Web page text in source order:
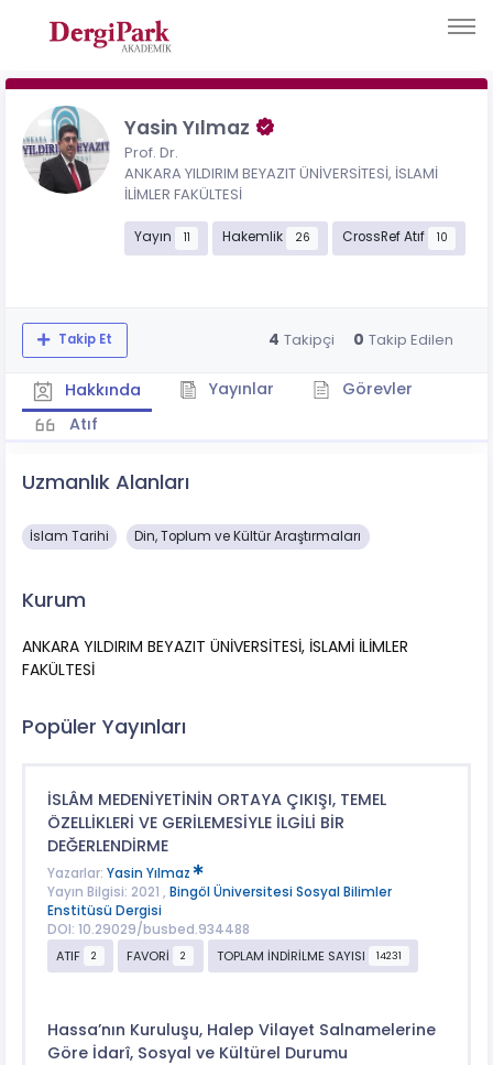
Yasin Yılmaz
Prof. Dr.
ANKARA YILDIRIM BEYAZIT ÜNİVERSİTESİ, İSLAMİ
İLİMLER FAKÜLTESİ
Yayın 11 Hakemlik 26 CrossRef Atıf 10
Takip Et 4 Takipçi 0 Takip Edilen
Hakkında Yayınlar
Görevler
Atıf
Uzmanlık Alanları
İslam Tarihi Din, Toplum ve Kültür Araştırmaları
Kurum
ANKARA YILDIRIM BEYAZIT ÜNİVERSİTESİ, İSLAMİ İLİMLER
FAKÜLTESİ
Popüler Yayınları
İSLÂM MEDENİYETİNİN ORTAYA ÇIKIŞI, TEMEL
ÖZELLİKLERİ VE GERİLEMESİYLE İLGİLİ BİR
DEĞERLENDİRME
Yazarlar: Yasin Yılmaz
Yayın Bilgisi: 2021 , Bingöl Üniversitesi Sosyal Bilimler
Enstitüsü Dergisi
DOI: 10.29029/busbed.934488
ATIF
2 FAVORİ 2 TOPLAM İNDİRİLME SAYISI 14231
Hassa’nın Kuruluşu, Halep Vilayet Salnamelerine
Göre İdarî, Sosyal ve Kültürel Durumu